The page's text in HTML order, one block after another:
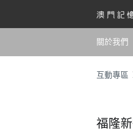
關於我們
互動專區
福隆